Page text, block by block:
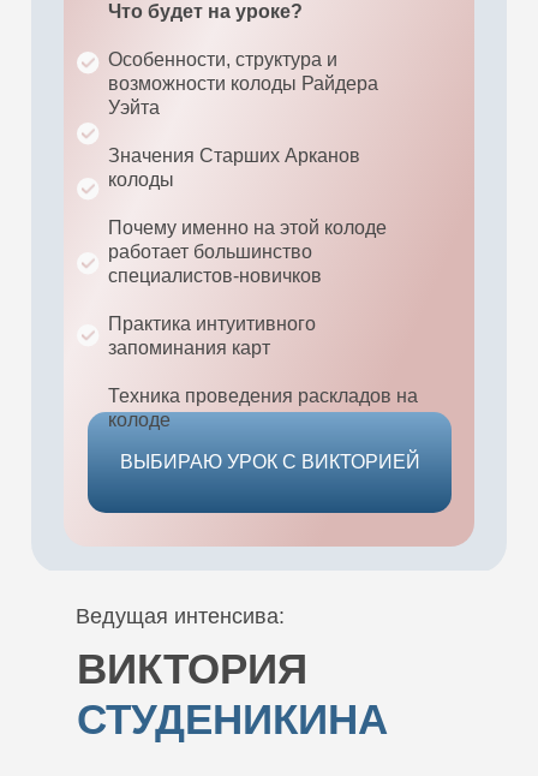
ВЫБИРАЮ УРОК С ВИКТОРИЕЙ
Что будет на уроке?
Особенности, структура и
возможности колоды Райдера
Уэйта
Значения Старших Арканов
колоды
Почему именно на этой колоде
рaбoтает большинство
специалистов-новичков
Практика интуитивного
запоминания карт
Техника проведения раскладов на
колоде
Ведущая интенсива:
ВИКТОРИЯ
СТУДЕНИКИНА